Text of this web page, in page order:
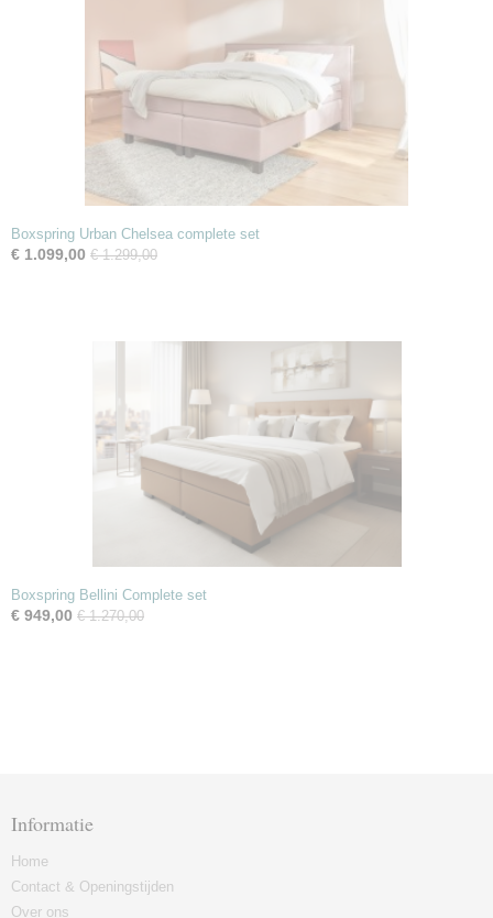
Boxspring Urban Chelsea complete set
€ 1.099,00 € 1.299,00
Boxspring Bellini Complete set
€ 949,00 € 1.270,00
Informatie
Home
Contact & Openingstijden
Over ons